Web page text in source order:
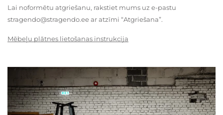
Lai noformētu atgriešanu, rakstiet mums uz e-pastu
stragendo@stragendo.ee ar atzīmi “Atgriešana”.
Mēbeļu plātnes lietošanas instrukcija